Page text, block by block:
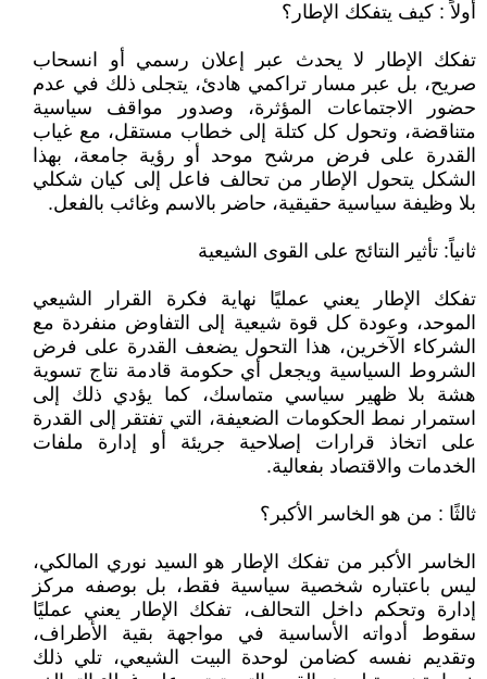
أولاً : كيف يتفكك الإطار؟
تفكك الإطار لا يحدث عبر إعلان رسمي أو انسحاب
صريح، بل عبر مسار تراكمي هادئ، يتجلى ذلك في عدم
حضور الاجتماعات المؤثرة، وصدور مواقف سياسية
متناقضة، وتحول كل كتلة إلى خطاب مستقل، مع غياب
القدرة على فرض مرشح موحد أو رؤية جامعة، بهذا
الشكل يتحول الإطار من تحالف فاعل إلى كيان شكلي
بلا وظيفة سياسية حقيقية، حاضر بالاسم وغائب بالفعل.
ثانياً: تأثير النتائج على القوى الشيعية
تفكك الإطار يعني عمليًا نهاية فكرة القرار الشيعي
الموحد، وعودة كل قوة شيعية إلى التفاوض منفردة مع
الشركاء الآخرين، هذا التحول يضعف القدرة على فرض
الشروط السياسية ويجعل أي حكومة قادمة نتاج تسوية
هشة بلا ظهير سياسي متماسك، كما يؤدي ذلك إلى
استمرار نمط الحكومات الضعيفة، التي تفتقر إلى القدرة
على اتخاذ قرارات إصلاحية جريئة أو إدارة ملفات
الخدمات والاقتصاد بفعالية.
ثالثًا : من هو الخاسر الأكبر؟
الخاسر الأكبر من تفكك الإطار هو السيد نوري المالكي،
ليس باعتباره شخصية سياسية فقط، بل بوصفه مركز
إدارة وتحكم داخل التحالف، تفكك الإطار يعني عمليًا
سقوط أدواته الأساسية في مواجهة بقية الأطراف،
وتقديم نفسه كضامن لوحدة البيت الشيعي، تلي ذلك